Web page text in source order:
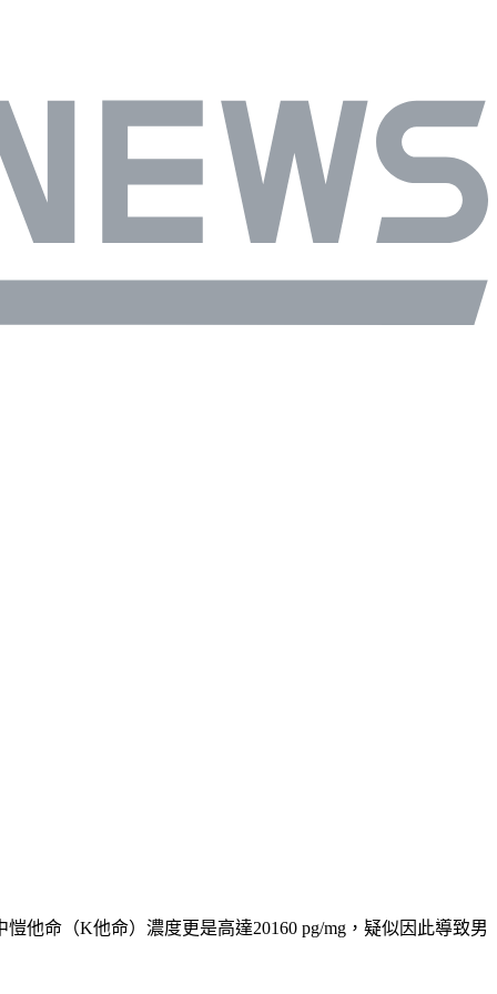
他命（K他命）濃度更是高達20160 pg/mg，疑似因此導致男